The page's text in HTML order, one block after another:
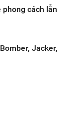
phong cách lẫn
Jacker,